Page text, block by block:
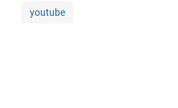
youtube